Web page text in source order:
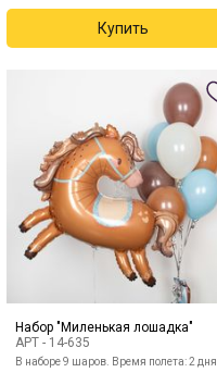
Набор "Миленькая лошадка"
АРТ - 14-635
В наборе 9 шаров. Время полета: 2 дня